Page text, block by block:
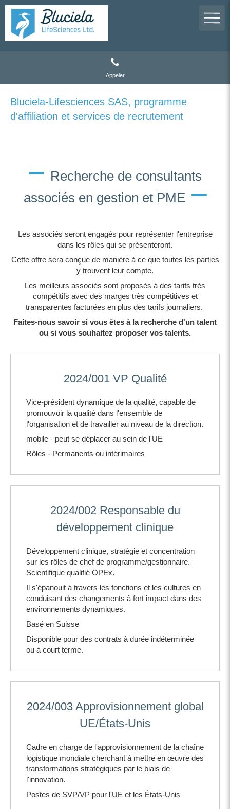
Appeler
Bluciela-Lifesciences SAS, programme
d'affiliation et services de recrutement
Recherche de consultants
associés en gestion et PME
Les associés seront engagés pour représenter l'entreprise
dans les rôles qui se présenteront.
Cette offre sera conçue de manière à ce que toutes les parties
y trouvent leur compte.
Les meilleurs associés sont proposés à des tarifs très
compétitifs avec des marges très compétitives et
transparentes facturées en plus des tarifs journaliers.
Faites-nous savoir si vous êtes à la recherche d'un talent
ou si vous souhaitez proposer vos talents.
2024/001 VP Qualité
Vice-président dynamique de la qualité, capable de
promouvoir la qualité dans l'ensemble de
l'organisation et de travailler au niveau de la direction.
mobile - peut se déplacer au sein de l'UE
Rôles - Permanents ou intérimaires
2024/002 Responsable du
développement clinique
Développement clinique, stratégie et concentration
sur les rôles de chef de programme/gestionnaire.
Scientifique qualifié OPEx.
Il s'épanouit à travers les fonctions et les cultures en
conduisant des changements à fort impact dans des
environnements dynamiques.
Basé en Suisse
Disponible pour des contrats à durée indéterminée
ou à court terme.
2024/003 Approvisionnement global
UE/États-Unis
Cadre en charge de l'approvisionnement de la chaîne
logistique mondiale cherchant à mettre en œuvre des
transformations stratégiques par le biais de
l'innovation.
Postes de SVP/VP pour l'UE et les États-Unis